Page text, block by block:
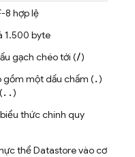
8 hợp lệ
1.500 byte
gạch chéo tới (/)
gồm một dấu chấm (.)
..)
thức chính quy
thể Datastore vào cơ